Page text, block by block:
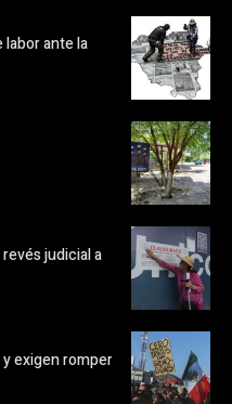
labor ante la
judicial a
exigen romper